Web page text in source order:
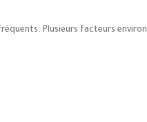
Plusieurs facteurs